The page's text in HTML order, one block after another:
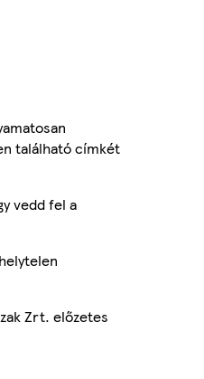
található címkét
vedd fel a
Zrt. előzetes